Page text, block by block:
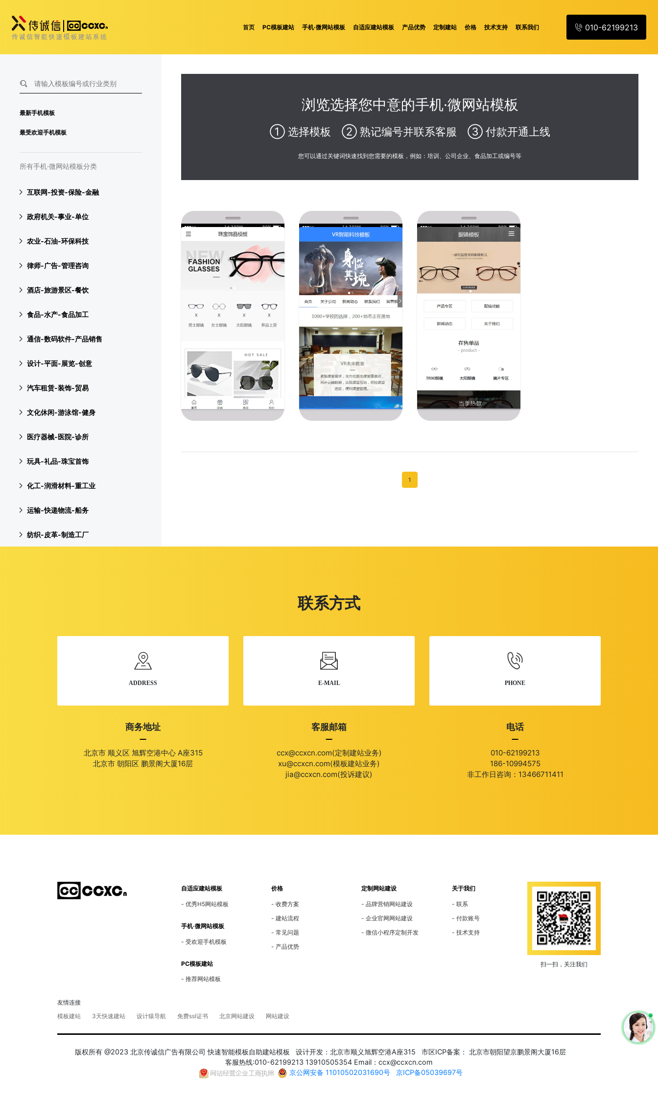
首页 PC模板建站 手机·微网站模板 自适应建站模板 产品优势 定制建站 价格 技术支持 联系我们 010-62199213
最新手机模板
最受欢迎手机模板
所有手机·微网站模板分类
互联网-投资-保险-金融
政府机关-事业-单位
农业-石油-环保科技
律师-广告-管理咨询
酒店-旅游景区-餐饮
食品-水产-食品加工
通信-数码软件-产品销售
设计-平面-展览-创意
汽车租赁-装饰-贸易
文化休闲-游泳馆-健身
医疗器械-医院-诊所
玩具-礼品-珠宝首饰
化工-润滑材料-重工业
运输-快递物流-船务
纺织-皮革-制造工厂
老版-旧版-网站模板
浏览选择您中意的手机·微网站模板
① 选择模板 ② 熟记编号并联系客服 ③ 付款开通上线
您可以通过关键词快速找到您需要的模板，例如：培训、公司企业、食品加工或编号等
1
联系方式
ADDRESS
商务地址
北京市 顺义区 旭辉空港中心 A座315
北京市 朝阳区 鹏景阁大厦16层
E-MAIL
客服邮箱
ccx@ccxcn.com(定制建站业务)
xu@ccxcn.com(模板建站业务)
jia@ccxcn.com(投诉建议)
PHONE
电话
010-62199213
186-10994575
非工作日咨询：13466711411
自适应建站模板
优秀H5网站模板
手机·微网站模板
受欢迎手机模板
PC模板建站
推荐网站模板
价格
收费方案
建站流程
常见问题
产品优势
定制网站建设
品牌营销网站建设
企业官网网站建设
微信小程序定制开发
关于我们
联系
付款账号
技术支持
扫一扫，关注我们
友情连接
模板建站
3天快速建站 设计猿导航 免费ssl证书 北京网站建设 网站建设
版权所有 @2023 北京传诚信广告有限公司 快速智能模板自助建站模板 设计开发：北京市顺义旭辉空港A座315 市区ICP备案： 北京市朝阳望京鹏景阁大厦16层
客服热线:010-62199213 13910505354 Email：ccx@ccxcn.com
京公网安备 11010502031690号
京ICP备05039697号